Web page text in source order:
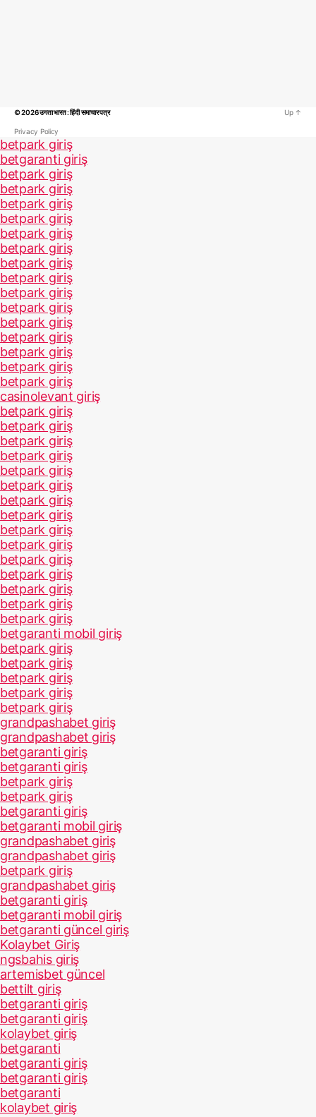
© 2026उगता भारत : हिंदी समाचार पत्र
Privacy Policy
Up ↑
betpark giriş
betgaranti giriş
betpark giriş
betpark giriş
betpark giriş
betpark giriş
betpark giriş
betpark giriş
betpark giriş
betpark giriş
betpark giriş
betpark giriş
betpark giriş
betpark giriş
betpark giriş
betpark giriş
betpark giriş
casinolevant giriş
betpark giriş
betpark giriş
betpark giriş
betpark giriş
betpark giriş
betpark giriş
betpark giriş
betpark giriş
betpark giriş
betpark giriş
betpark giriş
betpark giriş
betpark giriş
betpark giriş
betpark giriş
betgaranti mobil giriş
betpark giriş
betpark giriş
betpark giriş
betpark giriş
betpark giriş
grandpashabet giriş
grandpashabet giriş
betgaranti giriş
betgaranti giriş
betpark giriş
betpark giriş
betgaranti giriş
betgaranti mobil giriş
grandpashabet giriş
grandpashabet giriş
betpark giriş
grandpashabet giriş
betgaranti giriş
betgaranti mobil giriş
betgaranti güncel giriş
Kolaybet Giriş
ngsbahis giriş
artemisbet güncel
bettilt giriş
betgaranti giriş
betgaranti giriş
kolaybet giriş
betgaranti
betgaranti giriş
betgaranti giriş
betgaranti
kolaybet giriş